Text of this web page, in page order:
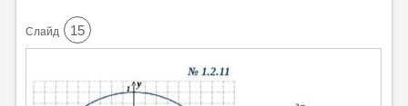
Cлайд 15